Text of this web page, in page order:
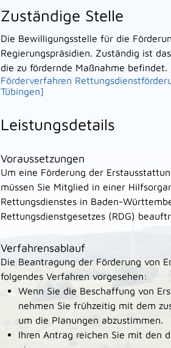
Zuständige Stelle
Die Bewilligungsstelle für die
Regierungspräsidien. Zuständig ist
die zu fördernde Maßnahme befindet.
Förderverfahren
Tübingen]
Leistungsdetails
Voraussetzungen
Um eine Förderung der
müssen Sie Mitglied in einer
Rettungsdienstes in Baden-
Rettungsdienstgesetzes (RDG)
Verfahrensablauf
Die Beantragung der Förderung von
folgendes Verfahren vorgesehen:
Wenn Sie die Beschaffung von
nehmen Sie frühzeitig mit dem
um die Planungen abzustimmen.
Ihren Antrag reichen Sie mit den